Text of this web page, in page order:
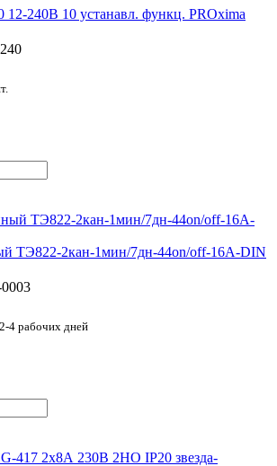
12-240В 10 устанавл. функц. PROxima
ТЭ822-2кан-1мин/7дн-44on/off-16А-DIN
4 рабочих дней